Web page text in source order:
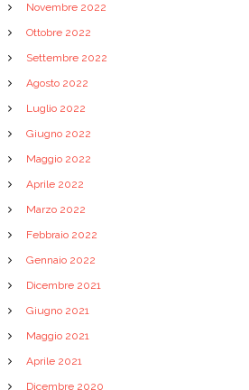
Novembre 2022
Ottobre 2022
Settembre 2022
Agosto 2022
Luglio 2022
Giugno 2022
Maggio 2022
Aprile 2022
Marzo 2022
Febbraio 2022
Gennaio 2022
Dicembre 2021
Giugno 2021
Maggio 2021
Aprile 2021
Dicembre 2020